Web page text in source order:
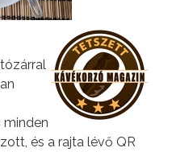
és a rajta lévő QR